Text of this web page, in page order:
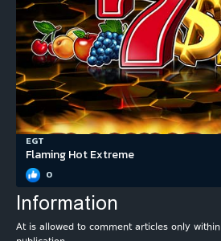
EGT
Flaming Hot Extreme
0
Information
At is allowed to comment articles only within